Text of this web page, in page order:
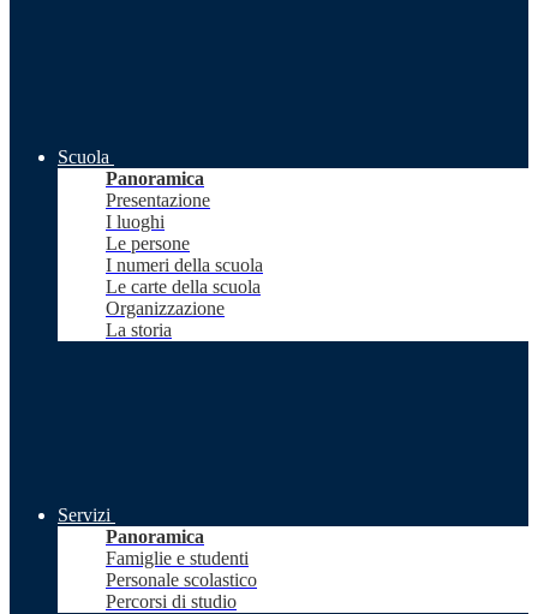
Scuola
Panoramica
Presentazione
I luoghi
Le persone
I numeri della scuola
Le carte della scuola
Organizzazione
La storia
Servizi
Panoramica
Famiglie e studenti
Personale scolastico
Percorsi di studio